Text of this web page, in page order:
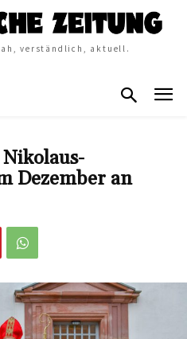
verständlich, aktuell.
Dezember an